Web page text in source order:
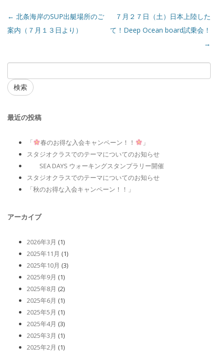
← 北条海岸のSUP出艇場所のご
案内（７月１３日より）
７月２７日（土）日本上陸した
て！Deep Ocean board試乗会！
→
検索
最近の投稿
「 春のお得な入会キャンペーン！！
」
スタジオクラスでのテーマについてのお知らせ
SEA DAYS ウォーキングスタンプラリー開催
スタジオクラスでのテーマについてのお知らせ
「秋のお得な入会キャンペーン！！」
アーカイブ
2026年3月 (1)
2025年11月 (1)
2025年10月 (3)
2025年9月 (1)
2025年8月 (2)
2025年6月 (1)
2025年5月 (1)
2025年4月 (3)
2025年3月 (1)
2025年2月 (1)